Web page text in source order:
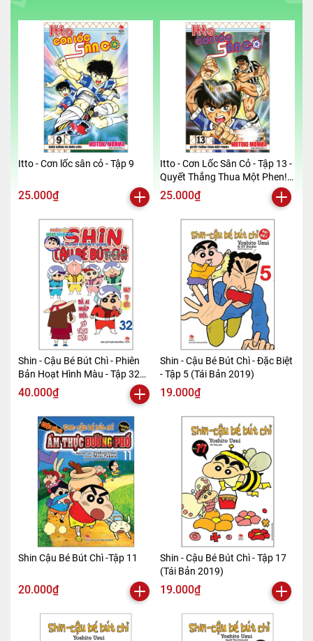
Itto - Cơn lốc sân cỏ - Tập 9
25.000₫
Itto - Cơn Lốc Sân Cỏ - Tập 13 -
Quyết Thắng Thua Một Phen!!
(Tái Bản 2024)
25.000₫
Shin - Cậu Bé Bút Chì - Phiên
Bản Hoạt Hình Màu - Tập 32
(Tái Bản 2019)
40.000₫
Shin - Cậu Bé Bút Chì - Đặc Biệt
- Tập 5 (Tái Bản 2019)
19.000₫
Shin Cậu Bé Bút Chì -Tập 11
20.000₫
Shin - Cậu Bé Bút Chì - Tập 17
(Tái Bản 2019)
19.000₫